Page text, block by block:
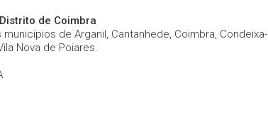
de Coimbra
de Arganil, Cantanhede, Coimbra,
Nova de Poiares.